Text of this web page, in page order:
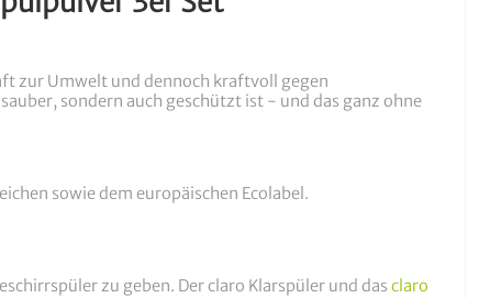
zur Umwelt und dennoch kraftvoll gegen
sondern auch geschützt ist - und das ganz ohne
sowie dem europäischen Ecolabel.
zu geben. Der claro Klarspüler und das claro